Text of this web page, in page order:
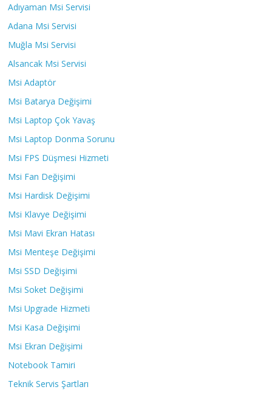
Adıyaman Msi Servisi
Adana Msi Servisi
Muğla Msi Servisi
Alsancak Msi Servisi
Msi Adaptör
Msi Batarya Değişimi
Msi Laptop Çok Yavaş
Msi Laptop Donma Sorunu
Msi FPS Düşmesi Hizmeti
Msi Fan Değişimi
Msi Hardisk Değişimi
Msi Klavye Değişimi
Msi Mavi Ekran Hatası
Msi Menteşe Değişimi
Msi SSD Değişimi
Msi Soket Değişimi
Msi Upgrade Hizmeti
Msi Kasa Değişimi
Msi Ekran Değişimi
Notebook Tamiri
Teknik Servis Şartları